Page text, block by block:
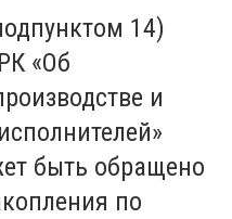
14)
«Об
и
быть обращено
по